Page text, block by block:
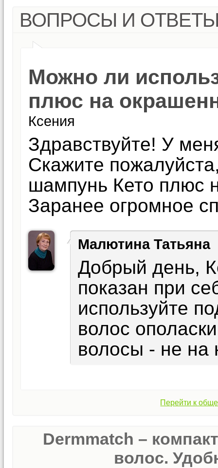
ВОПРОСЫ И
Можно ли
плюс на
Ксения
Здравствуйте! У
Скажите
шампунь Кето плюс
Заранее огромное
Малютина Татьяна
Добрый день,
показан при
используйте
волос
волосы - не на
Перейти к
Dermmatch –
волос.